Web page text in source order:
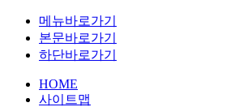
메뉴바로가기
본문바로가기
하단바로가기
HOME
사이트맵